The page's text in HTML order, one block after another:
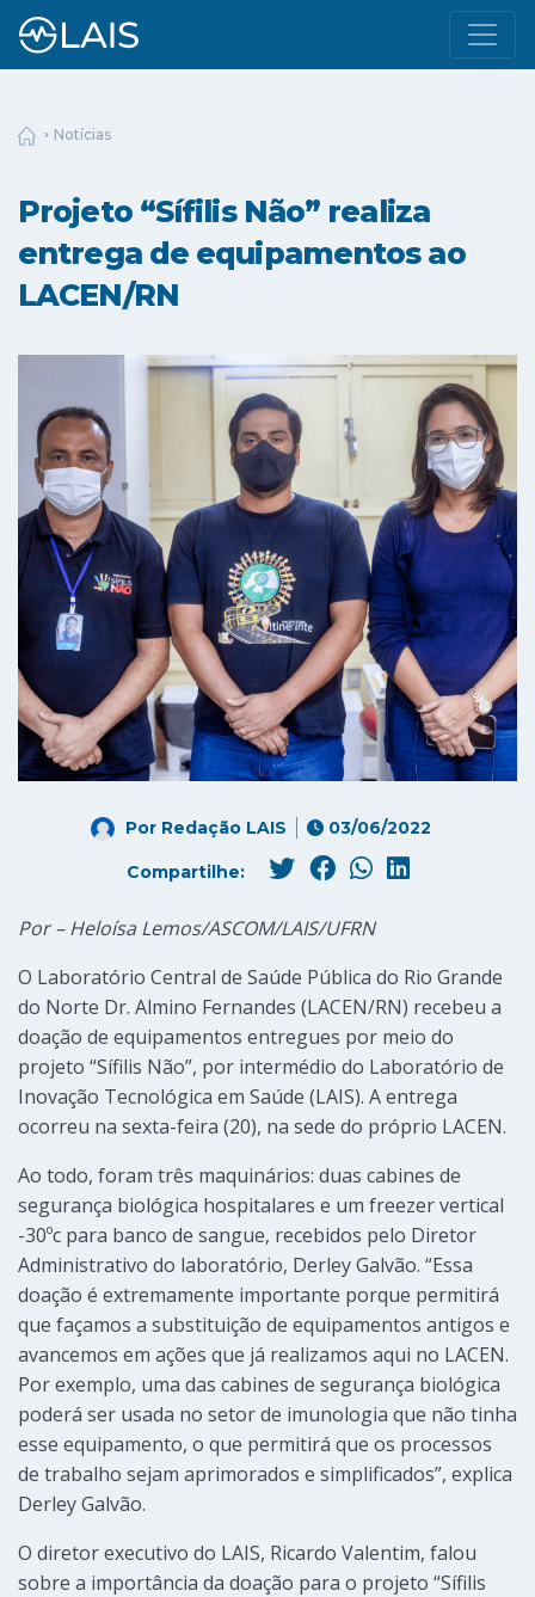
Notícias
Projeto “Sífilis Não” realiza
entrega de equipamentos ao
LACEN/RN
Por Redação LAIS 03/06/2022
Compartilhe:
Por – Heloísa Lemos/ASCOM/LAIS/UFRN
O Laboratório Central de Saúde Pública do Rio Grande
do Norte Dr. Almino Fernandes (LACEN/RN) recebeu a
doação de equipamentos entregues por meio do
projeto “Sífilis Não”, por intermédio do Laboratório de
Inovação Tecnológica em Saúde (LAIS). A entrega
ocorreu na sexta-feira (20), na sede do próprio LACEN.
Ao todo, foram três maquinários: duas cabines de
segurança biológica hospitalares e um freezer vertical
-30ºc para banco de sangue, recebidos pelo Diretor
Administrativo do laboratório, Derley Galvão. “Essa
doação é extremamente importante porque permitirá
que façamos a substituição de equipamentos antigos e
avancemos em ações que já realizamos aqui no LACEN.
Por exemplo, uma das cabines de segurança biológica
poderá ser usada no setor de imunologia que não tinha
esse equipamento, o que permitirá que os processos
de trabalho sejam aprimorados e simplificados”, explica
Derley Galvão.
O diretor executivo do LAIS, Ricardo Valentim, falou
sobre a importância da doação para o projeto “Sífilis